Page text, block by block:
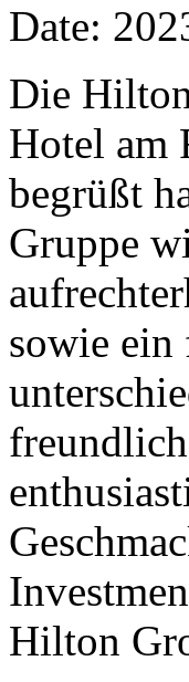
Date:
Die
Hotel am
begrüßt
Gruppe
sowie ein
Hilton